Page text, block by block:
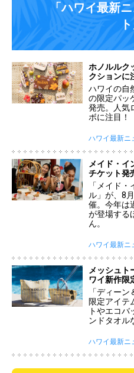
「ハワイ最新
ホノルルク
クションに
ハワイの自
の限定パッ
発売。人気
ボに注目！
ハワイ最新ニ
メイド・イ
チケット発
「メイド
ル」が、8
催。今年は
が登場する
ん。
ハワイ最新ニ
メッシュト
ワイ新作限
「ディー
限定アイテ
トやエコ
ンドタオル
ハワイ最新ニ